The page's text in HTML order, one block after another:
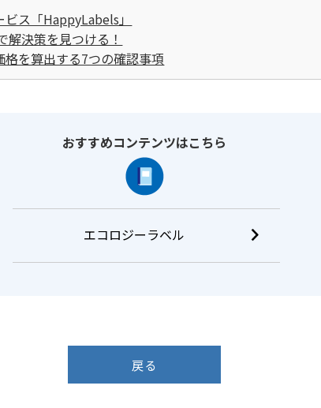
ス「HappyLabels」
解決策を見つける！
格を算出する7つの確認事項
おすすめコンテンツはこちら
エコロジーラベル
戻る